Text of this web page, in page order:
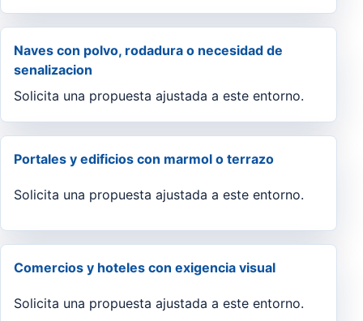
Naves con polvo, rodadura o necesidad de
senalizacion
Solicita una propuesta ajustada a este entorno.
Portales y edificios con marmol o terrazo
Solicita una propuesta ajustada a este entorno.
Comercios y hoteles con exigencia visual
Solicita una propuesta ajustada a este entorno.